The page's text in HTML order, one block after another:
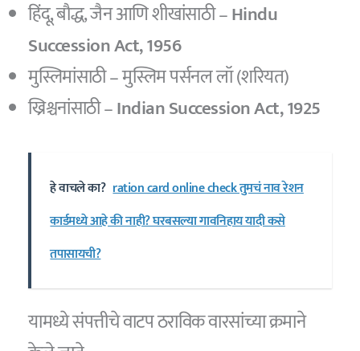
हिंदू, बौद्ध, जैन आणि शीखांसाठी –Hindu
Succession Act, 1956
मुस्लिमांसाठी – मुस्लिम पर्सनल लॉ (शरियत)
ख्रिश्चनांसाठी –Indian Succession Act, 1925
हे वाचले का? ration card online check तुमचं नाव रेशन
कार्डमध्ये आहे की नाही? घरबसल्या गावनिहाय यादी कसे
तपासायची?
यामध्ये संपत्तीचे वाटप ठराविक वारसांच्या क्रमाने